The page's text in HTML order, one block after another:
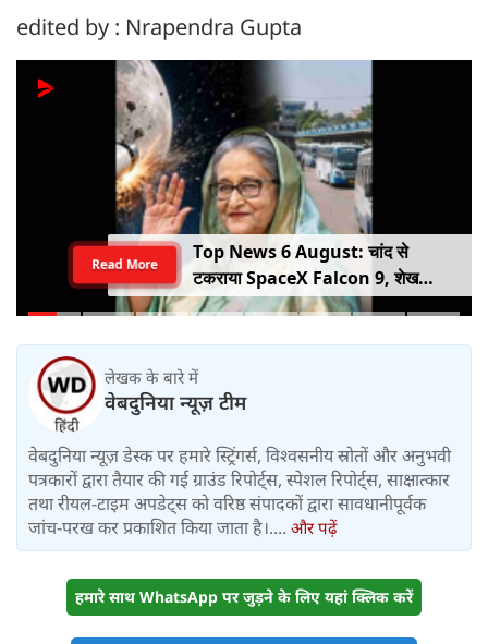
edited by : Nrapendra Gupta
Top News 6 August: चांद से
टकराया SpaceX Falcon 9, शेख
हसीना की घर वापसी का ऐलान, MP में बस
Read More
लेखक के बारे में
वेबदुनिया न्यूज़ टीम
वेबदुनिया न्यूज़ डेस्क पर हमारे स्ट्रिंगर्स, विश्वसनीय स्रोतों और अनुभवी
पत्रकारों द्वारा तैयार की गई ग्राउंड रिपोर्ट्स, स्पेशल रिपोर्ट्स, साक्षात्कार
तथा रीयल-टाइम अपडेट्स को वरिष्ठ संपादकों द्वारा सावधानीपूर्वक
जांच-परख कर प्रकाशित किया जाता है।.... और पढ़ें
हमारे साथ WhatsApp पर जुड़ने के लिए यहां क्लिक करें